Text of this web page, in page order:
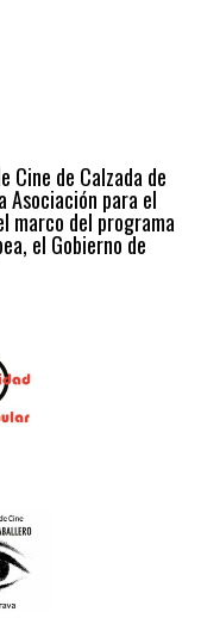
Cine de Calzada de
para el
marco del programa
el Gobierno de